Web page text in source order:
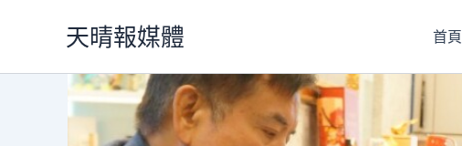
天晴報媒體 首頁